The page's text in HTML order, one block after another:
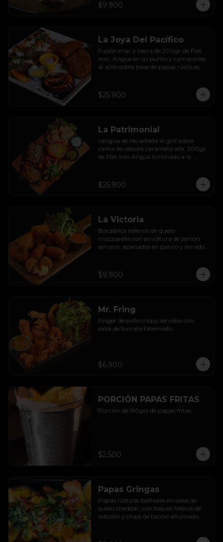
$9.900
La Joya Del Pacífico
Fusión mar y tierra de 200gr de Flat
iron  Angus en su punto y camarones
al ajillo sobre base de papas rústicas;
tinta de sepias; calugas de reineta frita
rebozadas en batido de la casa, con
$25.900
La Patrimonial
Lengua de res sellada al grill sobre
cama de cebolla caramelizada, 200gr
de Flat iron Angus trinchado a la
queso en pan de la casa, acompañado
con sopaipillas sureñas y mayo casera.
$25.900
La Victoria
Bocadillos rellenos de queso
mozzarella con envoltura de jamón
serrano, apanados en panco y servidos
$9.900
Mr. Fring
Finger de pollo crispy servidos con
salsa de tomate tatemado.
$6.900
PORCIÓN PAPAS FRITAS
Porción de 150grs de papas fritas.
$2.500
Papas Gringas
Papas rústicas bañadas en salsa de
queso cheddar, con toques frescos de
cebollín y chips de tocino ahumado.